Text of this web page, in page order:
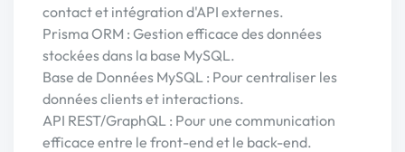
contact et intégration d'API externes.
Prisma ORM : Gestion efficace des données
stockées dans la base MySQL.
Base de Données MySQL : Pour centraliser les
données clients et interactions.
API REST/GraphQL : Pour une communication
efficace entre le front-end et le back-end.